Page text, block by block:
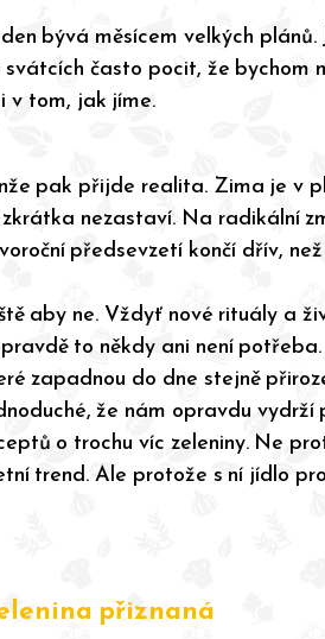
bývá měsícem velkých
svátcích často pocit, že bychom
v tom, jak jíme.
pak přijde realita. Zima je v
nezastaví. Na radikální
předsevzetí končí dřív,
aby ne. Vždyť nové rituály a
to někdy ani není
zapadnou do dne stejně
že nám opravdu
o trochu víc zeleniny. Ne
trend. Ale protože s ní jídlo
přiznaná